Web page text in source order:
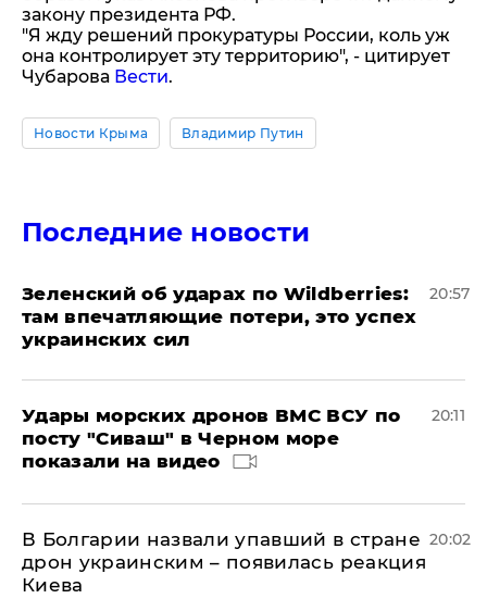
закону президента РФ.
"Я жду решений прокуратуры России, коль уж
она контролирует эту территорию", - цитирует
Чубарова Вести.
Новости Крыма Владимир Путин
Последние новости
Зеленский об ударах по Wildberries:
там впечатляющие потери, это успех
украинских сил
20:57
Удары морских дронов ВМС ВСУ по
посту "Сиваш" в Черном море
показали на видео
20:11
В Болгарии назвали упавший в стране
дрон украинским – появилась реакция
Киева
20:02